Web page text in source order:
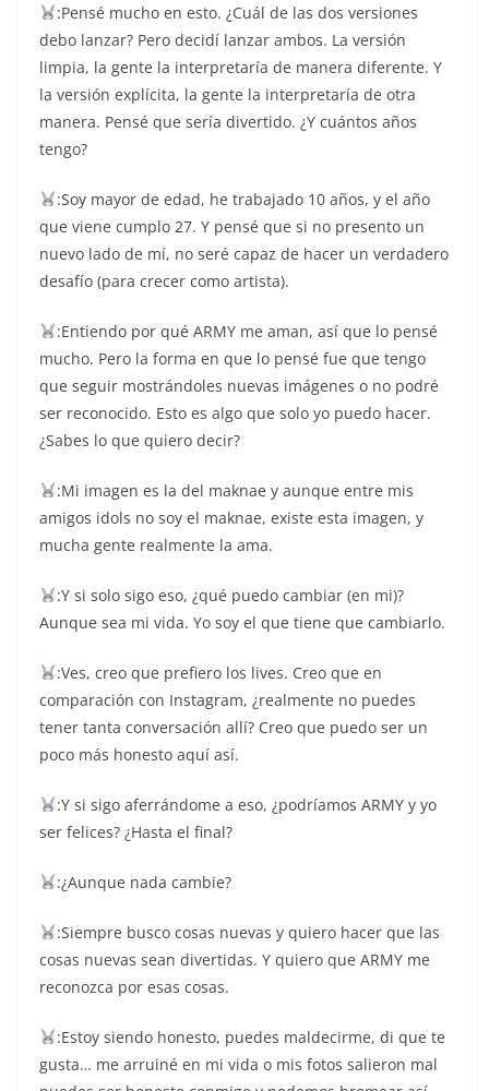
:Pensé mucho en esto. ¿Cuál de las dos versiones
debo lanzar? Pero decidí lanzar ambos. La versión
limpia, la gente la interpretaría de manera diferente. Y
la versión explícita, la gente la interpretaría de otra
manera. Pensé que sería divertido. ¿Y cuántos años
tengo?
:Soy mayor de edad, he trabajado 10 años, y el año
que viene cumplo 27. Y pensé que si no presento un
nuevo lado de mí, no seré capaz de hacer un verdadero
desafío (para crecer como artista).
:Entiendo por qué ARMY me aman, así que lo pensé
mucho. Pero la forma en que lo pensé fue que tengo
que seguir mostrándoles nuevas imágenes o no podré
ser reconocido. Esto es algo que solo yo puedo hacer.
¿Sabes lo que quiero decir?
:Mi imagen es la del maknae y aunque entre mis
amigos idols no soy el maknae, existe esta imagen, y
mucha gente realmente la ama.
:Y si solo sigo eso, ¿qué puedo cambiar (en mi)?
Aunque sea mi vida. Yo soy el que tiene que cambiarlo.
:Ves, creo que prefiero los lives. Creo que en
comparación con Instagram, ¿realmente no puedes
tener tanta conversación allí? Creo que puedo ser un
poco más honesto aquí así.
:Y si sigo aferrándome a eso, ¿podríamos ARMY y yo
ser felices? ¿Hasta el final?
:¿Aunque nada cambie?
:Siempre busco cosas nuevas y quiero hacer que las
cosas nuevas sean divertidas. Y quiero que ARMY me
reconozca por esas cosas.
:Estoy siendo honesto, puedes maldecirme, di que te
gusta… me arruiné en mi vida o mis fotos salieron mal